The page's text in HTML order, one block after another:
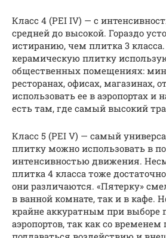
Класс 4 (PEI IV) — с
средней до высокой. Гораздо
истиранию, чем плитка 3
керамическую плитку
общественных помещениях:
ресторанах, офисах, магазинах,
использовать ее в аэропортах и
есть там, где самый высокий
Класс 5 (PEI V) — самый
плитку можно использовать в
интенсивностью движения.
плитка 4 класса тоже
они различаются. «Пятерку»
в ванной комнате, так и в кафе.
крайне аккуратным при выборе
аэропортов, так как со временем